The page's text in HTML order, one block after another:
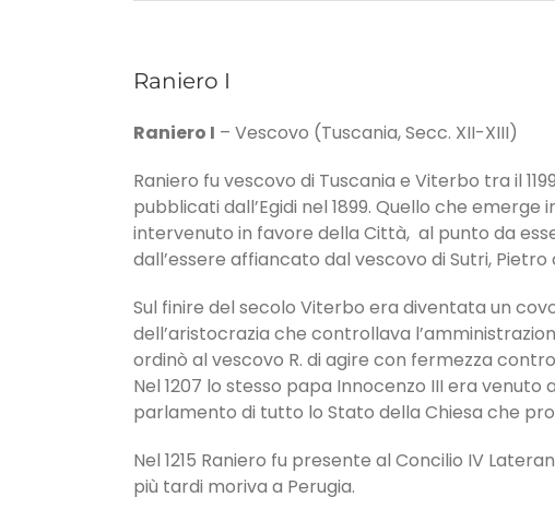
Raniero I
Raniero I – Vescovo (Tuscania, Secc. XII-XIII)
Raniero fu vescovo di Tuscania e Viterbo tra il
pubblicati dall’Egidi nel 1899. Quello che
intervenuto in favore della Città, al punto da
dall’essere affiancato dal vescovo di Sutri, Pietro
Sul finire del secolo Viterbo era diventata un
dell’aristocrazia che controllava
ordinò al vescovo R. di agire con fermezza
Nel 1207 lo stesso papa Innocenzo III era
parlamento di tutto lo Stato della Chiesa che
Nel 1215 Raniero fu presente al Concilio IV
più tardi moriva a Perugia.